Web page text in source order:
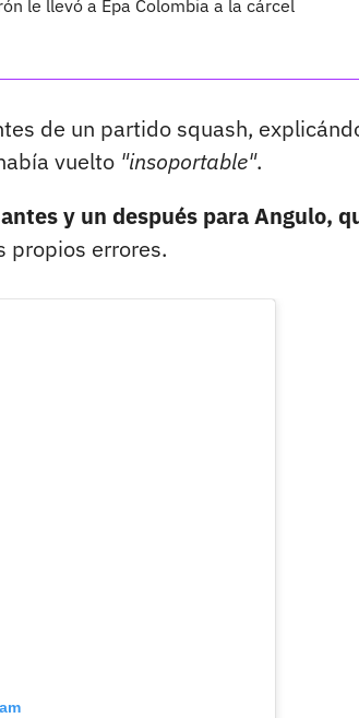
le llevó a Epa Colombia a la cárcel
de un partido squash,
vuelto "insoportable".
y un después para Angulo,
propios errores.